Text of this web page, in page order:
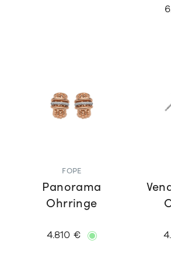
FOPE
Panorama
Ohrringe
4.810 €